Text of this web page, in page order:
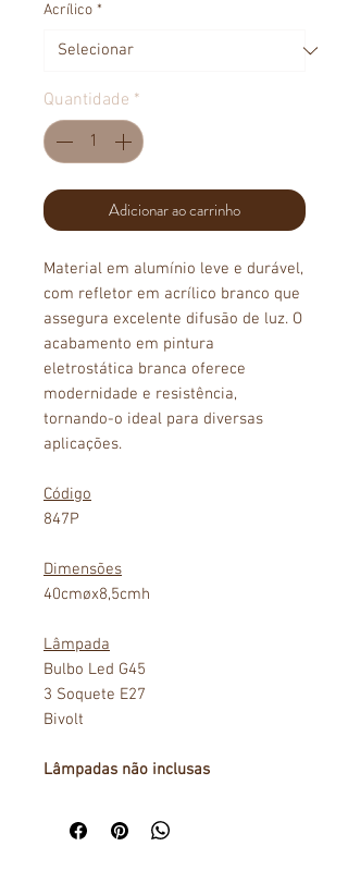
Acrílico *
Quantidade *
Adicionar ao carrinho
Material em alumínio leve e durável,
com refletor em acrílico branco que
assegura excelente difusão de luz. O
acabamento em pintura
eletrostática branca oferece
modernidade e resistência,
tornando-o ideal para diversas
aplicações.
Código
847P
Dimensões
40cmøx8,5cmh
Lâmpada
Bulbo Led G45
3 Soquete E27
Bivolt
Lâmpadas não inclusas